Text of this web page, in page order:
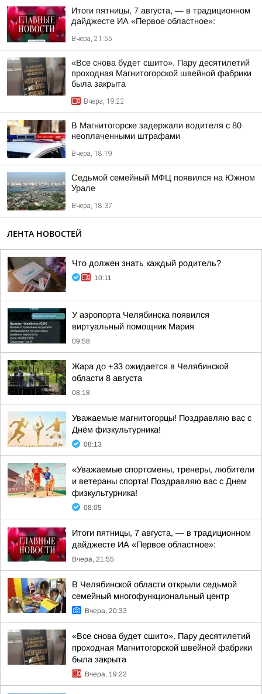
Итоги пятницы, 7 августа, — в традиционном
дайджесте ИА «Первое областное»:
Вчера, 21:55
«Все снова будет сшито». Пару десятилетий
проходная Магнитогорской швейной фабрики
была закрыта
Вчера, 19:22
В Магнитогорске задержали водителя с 80
неоплаченными штрафами
Вчера, 18:19
Седьмой семейный МФЦ появился на Южном
Урале
Вчера, 18:37
ЛЕНТА НОВОСТЕЙ
Что должен знать каждый родитель?
10:11
У аэропорта Челябинска появился
виртуальный помощник Мария
09:58
Жара до +33 ожидается в Челябинской
области 8 августа
08:18
Уважаемые магнитогорцы! Поздравляю вас с
Днём физкультурника!
08:13
«Уважаемые спортсмены, тренеры, любители
и ветераны спорта! Поздравляю вас с Днем
физкультурника!
08:05
Итоги пятницы, 7 августа, — в традиционном
дайджесте ИА «Первое областное»:
Вчера, 21:55
В Челябинской области открыли седьмой
семейный многофункциональный центр
Вчера, 20:33
«Все снова будет сшито». Пару десятилетий
проходная Магнитогорской швейной фабрики
была закрыта
Вчера, 19:22